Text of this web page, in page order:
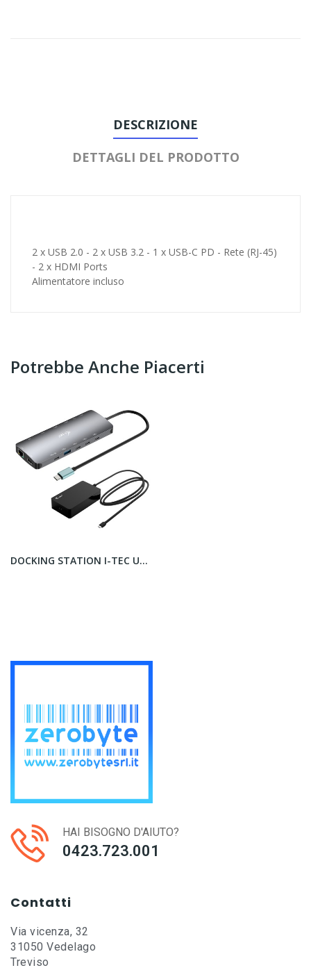
DESCRIZIONE
DETTAGLI DEL PRODOTTO
2 x USB 2.0 - 2 x USB 3.2 - 1 x USB-C PD - Rete (RJ-45)
- 2 x HDMI Ports
Alimentatore incluso
Potrebbe Anche Piacerti
DOCKING STATION I-TEC USB-C 3 MONITOR 4K + PD...
HAI BISOGNO D'AIUTO?
0423.723.001
Contatti
Via vicenza, 32
31050 Vedelago
Treviso